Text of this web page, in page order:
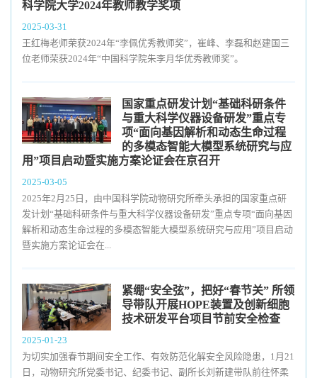
科学院大学2024年教师教学奖项
2025-03-31
王红梅老师荣获2024年“李佩优秀教师奖”，崔峰、李磊和赵建国三
位老师荣获2024年“中国科学院朱李月华优秀教师奖”。
国家重点研发计划“基础科研条件
与重大科学仪器设备研发”重点专
项“面向基因解析和动态生命过程
的多模态智能大模型系统研究与应
用”项目启动暨实施方案论证会在京召开
2025-03-05
2025年2月25日，由中国科学院动物研究所牵头承担的国家重点研
发计划“基础科研条件与重大科学仪器设备研发”重点专项“面向基因
解析和动态生命过程的多模态智能大模型系统研究与应用”项目启动
暨实施方案论证会在...
紧绷“安全弦”，把好“春节关” 所领
导带队开展HOPE装置及创新细胞
技术研发平台项目节前安全检查
2025-01-23
为切实加强春节期间安全工作、有效防范化解安全风险隐患，1月21
日，动物研究所党委书记、纪委书记、副所长刘新建带队前往怀柔